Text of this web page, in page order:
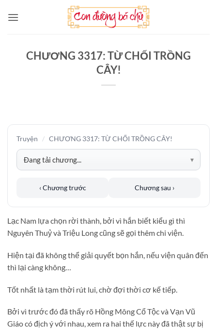
qua
CHƯƠNG 3317: TỪ CHỐI TRỒNG
CÂY!
Truyện / CHƯƠNG 3317: TỪ CHỐI TRỒNG CÂY!
‹ Chương trước Chương sau ›
Lạc Nam lựa chọn rời thành, bởi vì hắn biết kiểu gì thì
Nguyên Thuỷ và Triệu Long cũng sẽ gọi thêm chi viện.
Hiện tại đã không thể giải quyết bọn hắn, nếu viện quân đến
thì lại càng không…
Tốt nhất là tạm thời rút lui, chờ đợi thời cơ kế tiếp.
Bởi vì trước đó đã thấy rõ Hồng Mông Cổ Tộc và Vạn Vũ
Giáo có địch ý với nhau, xem ra hai thế lực này đã thật sự bị